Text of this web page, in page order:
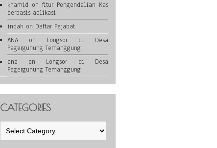
khamid on fitur Pengendalian Kas
berbasis aplikasi
indah on Daftar Pejabat
ANAon Longsor di Desa
Pagergunung Temanggung
ana on Longsor di Desa
Pagergunung Temanggung
CATEGORIES
Categories